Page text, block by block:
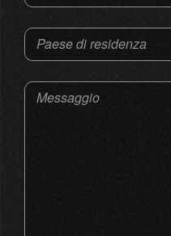
Paese di residenza
Messaggio